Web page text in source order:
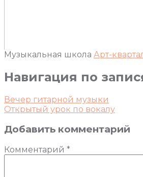
Музыкальная школа Арт-
Навигация по
Вечер гитарной музыки
Открытый урок по вокалу
Добавить комментарий
Комментарий *